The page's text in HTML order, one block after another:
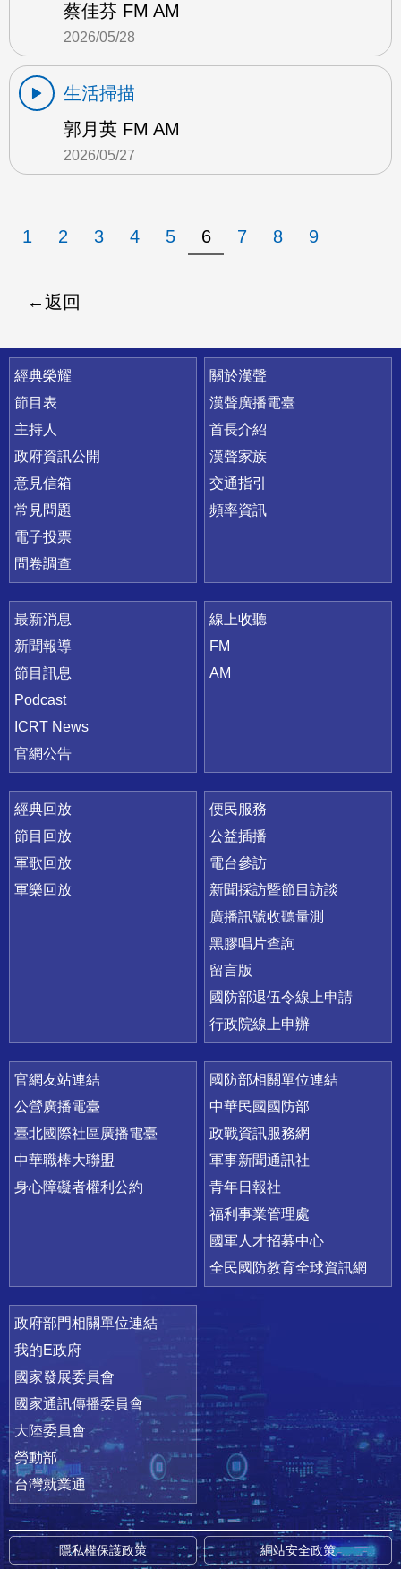
蔡佳芬 FM AM
2026/05/28
生活掃描
郭月英 FM AM
2026/05/27
1 2 3 4 5 6 7 8 9
返回
快速連結
經典榮耀
節目表
主持人
政府資訊公開
意見信箱
常見問題
電子投票
問卷調查
關於漢聲
漢聲廣播電臺
首長介紹
漢聲家族
交通指引
頻率資訊
最新消息
新聞報導
節目訊息
Podcast
ICRT News
官網公告
線上收聽
FM
AM
經典回放
節目回放
軍歌回放
軍樂回放
便民服務
公益插播
電台參訪
新聞採訪暨節目訪談
廣播訊號收聽量測
黑膠唱片查詢
留言版
國防部退伍令線上申請
行政院線上申辦
官網友站連結
公營廣播電臺
臺北國際社區廣播電臺
中華職棒大聯盟
身心障礙者權利公約
國防部相關單位連結
中華民國國防部
政戰資訊服務網
軍事新聞通訊社
青年日報社
福利事業管理處
國軍人才招募中心
全民國防教育全球資訊網
政府部門相關單位連結
我的E政府
國家發展委員會
國家通訊傳播委員會
大陸委員會
勞動部
台灣就業通
隱私權保護政策 網站安全政策